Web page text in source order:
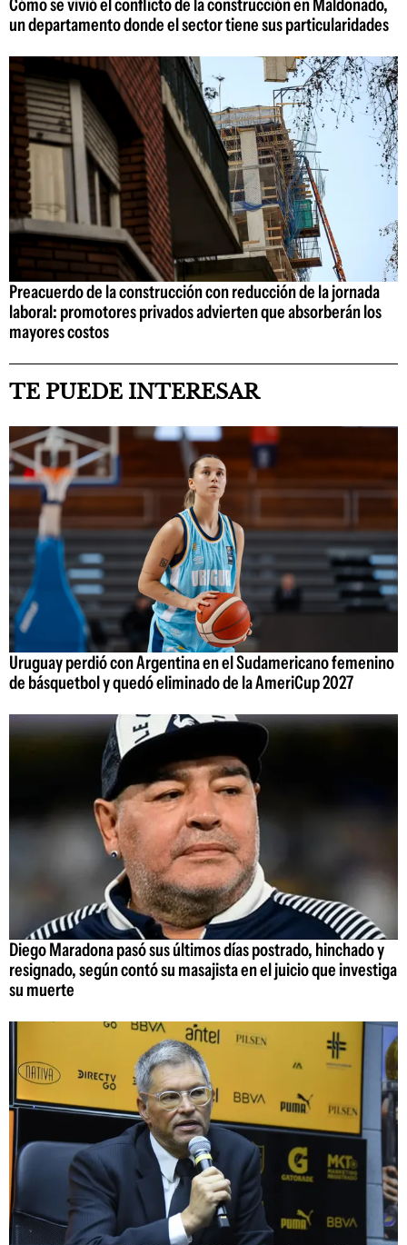
un departamento donde el sector tiene sus particularidades
Preacuerdo de la construcción con reducción de la jornada
laboral: promotores privados advierten que absorberán los
mayores costos
TE PUEDE INTERESAR
Uruguay perdió con Argentina en el Sudamericano femenino
de básquetbol y quedó eliminado de la AmeriCup 2027
Diego Maradona pasó sus últimos días postrado, hinchado y
resignado, según contó su masajista en el juicio que investiga
su muerte